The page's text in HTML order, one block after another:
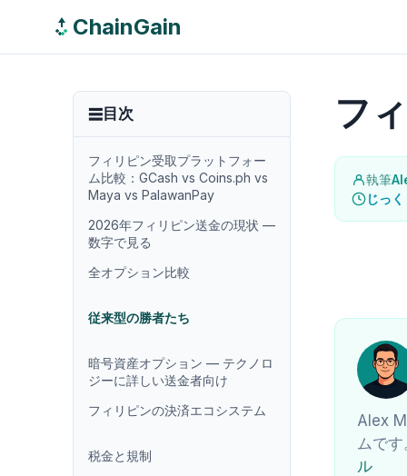
ChainGain
目次
フィリピン受取プラットフォー
ム比較：GCash vs Coins.ph vs
Maya vs PalawanPay
2026年フィリピン送金の現状 —
数字で見る
全オプション比較
従来型の勝者たち
暗号資産オプション — テクノロ
ジーに詳しい送金者向け
フィリピンの決済エコシステム
税金と規制
フ
執筆
じっ
Alex
ムで
ル